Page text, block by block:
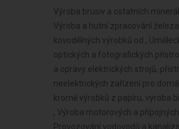
Výroba brusiv a ostatních minerálních nekovových výrobků od , Broušení technického a šperkového kamene od , Výroba a hutní zpracování železa, drahých a neželezných kovů a jejich slitin od , Výroba kovových konstrukcí a kovodělných výrobků od , Umělecko-řemeslné zpracování kovů od , Výroba měřicích, zkušebních, navigačních, optických a fotografických přístrojů a zařízení od , Výroba elektronických součástek, elektrických zařízení a výroba a opravy elektrických strojů, přístrojů a elektronických zařízení pracujících na malém napětí od , Výroba neelektrických zařízení pro domácnost od , Výroba strojů a zařízení od , Výroba školních a kancelářských potřeb, kromě výrobků z papíru, výroba bižuterie, kartáčnického a konfekčního zboží, deštníků, upomínkových předmětů od , Výroba motorových a přípojných vozidel a karoserií od , Výroba dalších výrobků zpracovatelského průmyslu od , Provozování vodovodů a kanalizací a úprava a rozvod vody od , Výroba, vývoj, projektování, zkoušky, instalace, údržba, opravy, modifikace a konstrukční změny letadel, motorů letadel, vrtulí, letadlových částí a zařízení